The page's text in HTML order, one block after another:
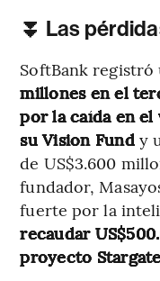
⏬ Las
SoftBank
millones en el
por la caída en el
su Vision Fundy
de US$3.600
fundador,
fuerte por la
recaudar
proyecto